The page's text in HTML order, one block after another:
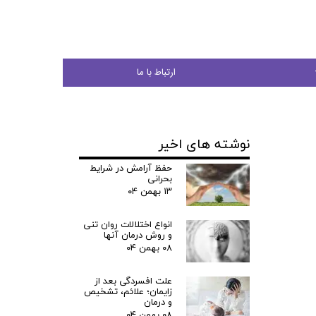
ارتباط با ما
نوشته های اخیر
حفظ آرامش در شرایط
بحرانی
۱۳ بهمن ۰۴
انواع اختلالات روان تنی
و روش درمان آنها
۰۸ بهمن ۰۴
علت افسردگی بعد از
زایمان؛ علائم، تشخیص
و درمان